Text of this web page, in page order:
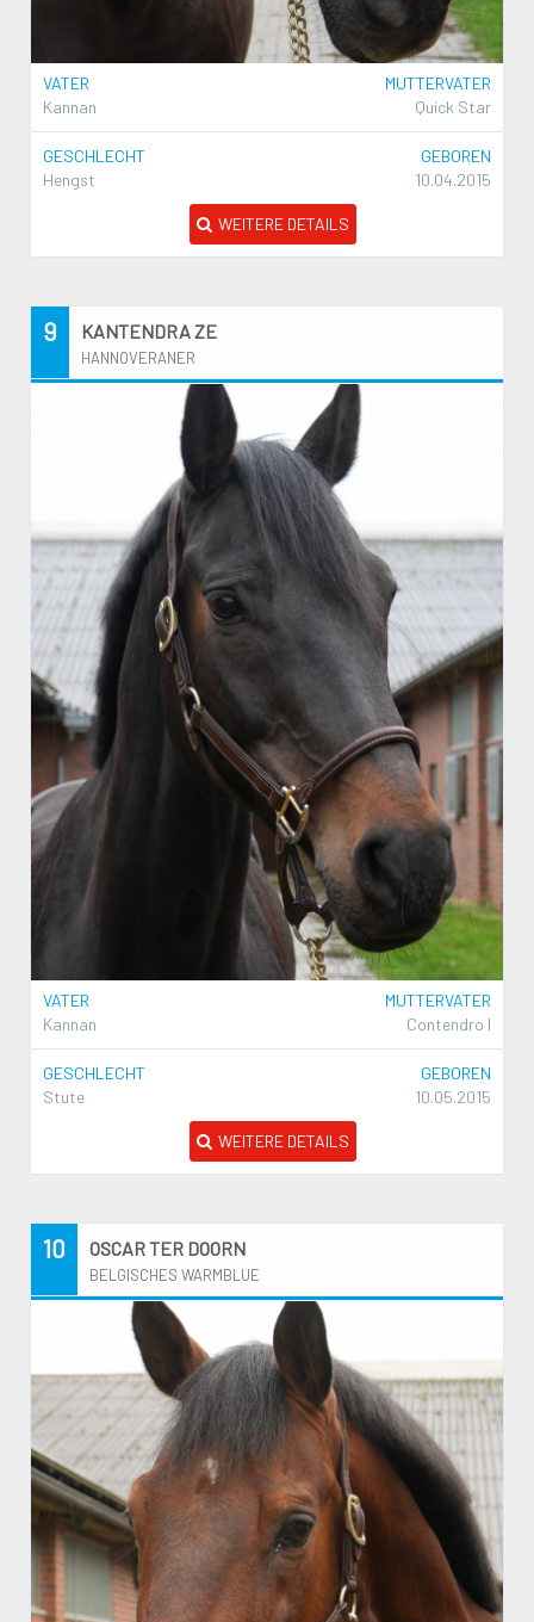
VATER
Kannan
MUTTERVATER
Quick Star
GESCHLECHT
Hengst
GEBOREN
10.04.2015
WEITERE DETAILS
9 KANTENDRA ZE
HANNOVERANER
VATER
Kannan
MUTTERVATER
Contendro I
GESCHLECHT
Stute
GEBOREN
10.05.2015
WEITERE DETAILS
10 OSCAR TER DOORN
BELGISCHES WARMBLUE